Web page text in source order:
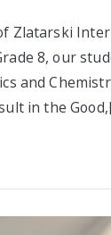
Zlatarski
8, our
and
in the